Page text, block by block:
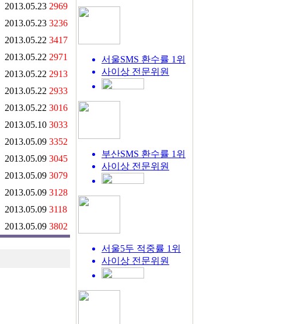
2013.05.23 2969
2013.05.23 3236
2013.05.22 3417
2013.05.22 2971
2013.05.22 2913
2013.05.22 2933
2013.05.22 3016
2013.05.10 3033
2013.05.09 3352
2013.05.09 3045
2013.05.09 3079
2013.05.09 3128
2013.05.09 3118
2013.05.09 3802
서울SMS 환수률 1위
사이상 전문위원
부산SMS 환수률 1위
사이상 전문위원
서울5두 적중률 1위
사이상 전문위원